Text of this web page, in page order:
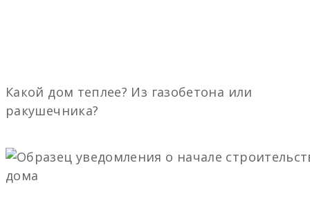
Какой дом теплее? Из газобетона или
ракушечника?